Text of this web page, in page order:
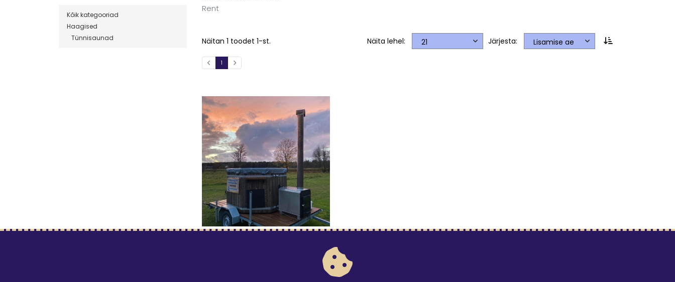
Kõik kategooriad
Haagised
Tünnisaunad
Rent
Näitan 1 toodet 1-st. Näita lehel: Järjesta:
1
Mine toote 'Kümblustünn Kessiku' detailinfo lehele.